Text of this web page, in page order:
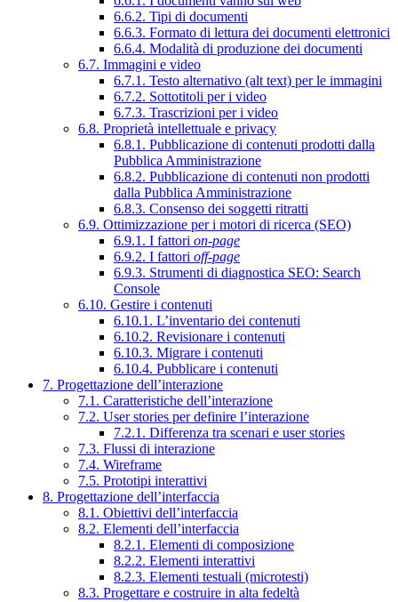
6.6.2. Tipi di documenti
6.6.3. Formato di lettura dei documenti elettronici
6.6.4. Modalità di produzione dei documenti
6.7. Immagini e video
6.7.1. Testo alternativo (alt text) per le immagini
6.7.2. Sottotitoli per i video
6.7.3. Trascrizioni per i video
6.8. Proprietà intellettuale e privacy
6.8.1. Pubblicazione di contenuti prodotti dalla
Pubblica Amministrazione
6.8.2. Pubblicazione di contenuti non prodotti
dalla Pubblica Amministrazione
6.8.3. Consenso dei soggetti ritratti
6.9. Ottimizzazione per i motori di ricerca (SEO)
6.9.1. I fattori on-page
6.9.2. I fattori off-page
6.9.3. Strumenti di diagnostica SEO: Search
Console
6.10. Gestire i contenuti
6.10.1. L’inventario dei contenuti
6.10.2. Revisionare i contenuti
6.10.3. Migrare i contenuti
6.10.4. Pubblicare i contenuti
7. Progettazione dell’interazione
7.1. Caratteristiche dell’interazione
7.2. User stories per definire l’interazione
7.2.1. Differenza tra scenari e user stories
7.3. Flussi di interazione
7.4. Wireframe
7.5. Prototipi interattivi
8. Progettazione dell’interfaccia
8.1. Obiettivi dell’interfaccia
8.2. Elementi dell’interfaccia
8.2.1. Elementi di composizione
8.2.2. Elementi interattivi
8.2.3. Elementi testuali (microtesti)
8.3. Progettare e costruire in alta fedeltà